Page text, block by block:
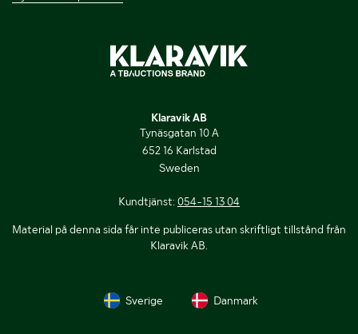
Klaravik AB
Tynäsgatan 10 A
652 16 Karlstad
Sweden
Kundtjänst: 054-15 13 04
Material på denna sida får inte publiceras utan skriftligt tillstånd från
Klaravik AB.
Sverige Danmark